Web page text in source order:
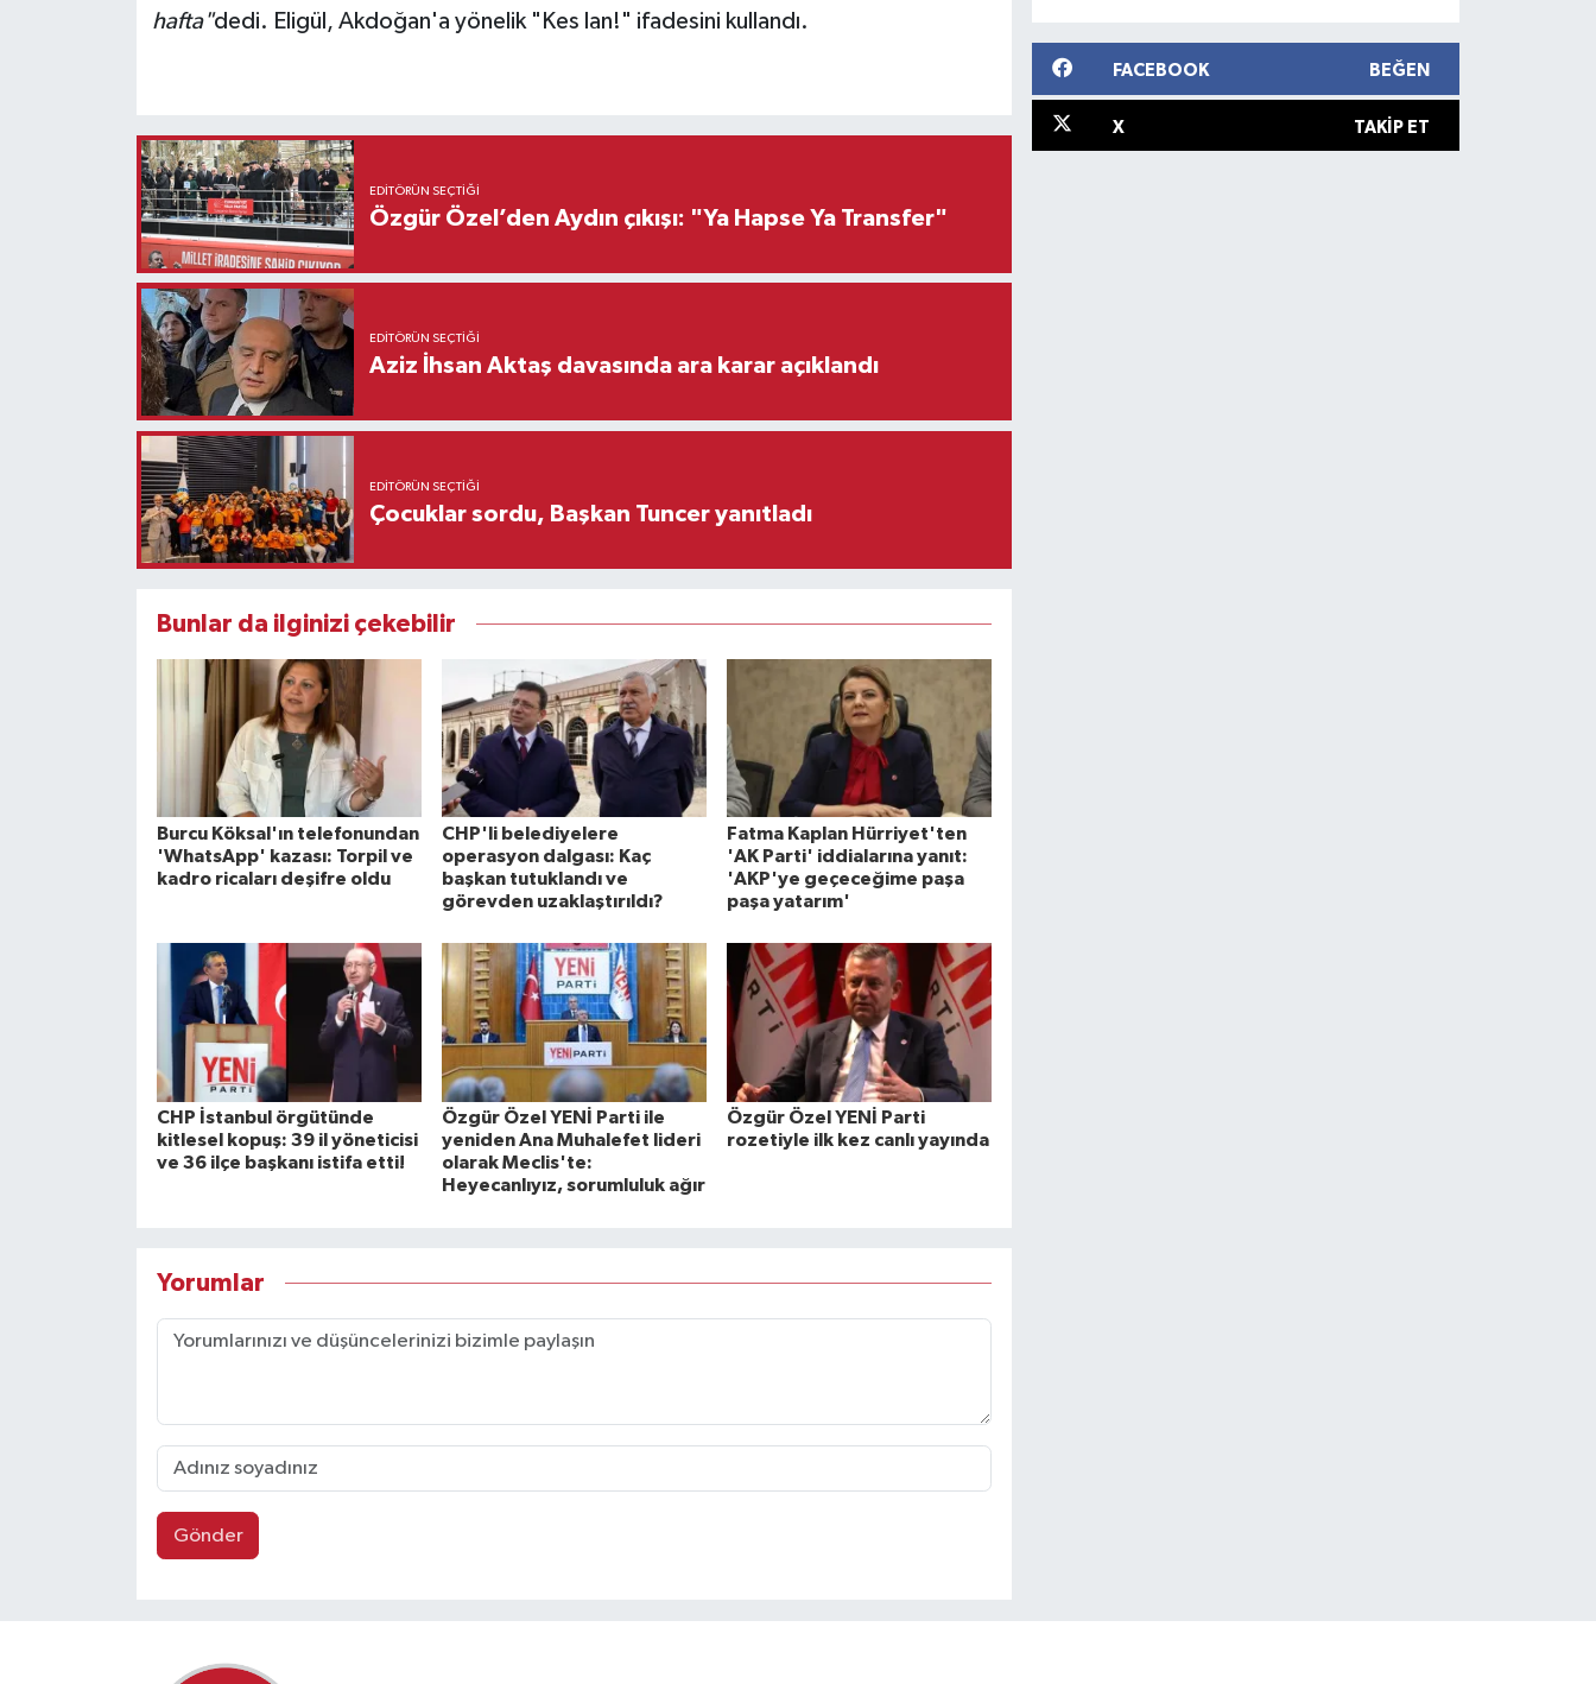
hafta"dedi. Eligül, Akdoğan'a yönelik "Kes lan!" ifadesini kullandı.
EDITÖRÜN SEÇTIĞI
Özgür Özel’den Aydın çıkışı: "Ya Hapse Ya Transfer"
EDITÖRÜN SEÇTIĞI
Aziz İhsan Aktaş davasında ara karar açıklandı
EDITÖRÜN SEÇTIĞI
Çocuklar sordu, Başkan Tuncer yanıtladı
Bunlar da ilginizi çekebilir
Burcu Köksal'ın telefonundan
'WhatsApp' kazası: Torpil ve
kadro ricaları deşifre oldu
CHP'li belediyelere
operasyon dalgası: Kaç
başkan tutuklandı ve
görevden uzaklaştırıldı?
Fatma Kaplan Hürriyet'ten
'AK Parti' iddialarına yanıt:
'AKP'ye geçeceğime paşa
paşa yatarım'
CHP İstanbul örgütünde
kitlesel kopuş: 39 il yöneticisi
ve 36 ilçe başkanı istifa etti!
Özgür Özel YENİ Parti ile
yeniden Ana Muhalefet lideri
olarak Meclis'te:
Heyecanlıyız, sorumluluk ağır
Özgür Özel YENİ Parti
rozetiyle ilk kez canlı yayında
Yorumlar
Gönder
FACEBOOK BEĞEN
X TAKIP ET